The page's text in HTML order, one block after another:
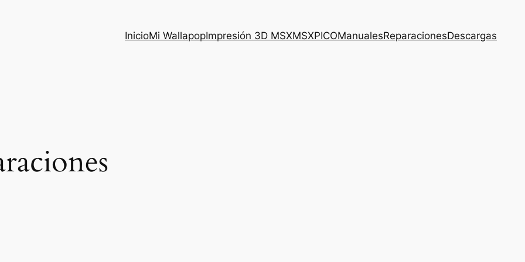
InicioMi WallapopImpresión 3D MSXMSXPICOManualesReparacionesDescargas